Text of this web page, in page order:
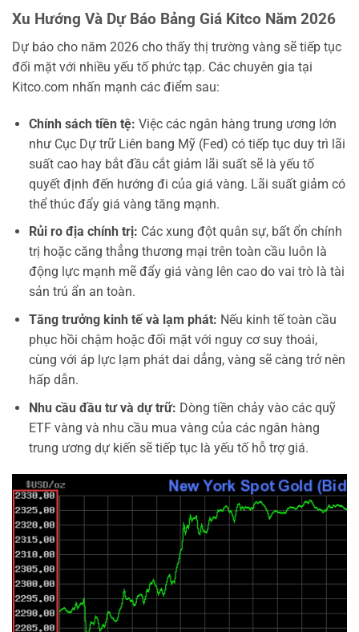
Xu Hướng Và Dự Báo Bảng Giá Kitco Năm 2026
Dự báo cho năm 2026 cho thấy thị trường vàng sẽ tiếp tục
đối mặt với nhiều yếu tố phức tạp. Các chuyên gia tại
Kitco.com nhấn mạnh các điểm sau:
Chính sách tiền tệ: Việc các ngân hàng trung ương lớn
như Cục Dự trữ Liên bang Mỹ (Fed) có tiếp tục duy trì lãi
suất cao hay bắt đầu cắt giảm lãi suất sẽ là yếu tố
quyết định đến hướng đi của giá vàng. Lãi suất giảm có
thể thúc đẩy giá vàng tăng mạnh.
Rủi ro địa chính trị: Các xung đột quân sự, bất ổn chính
trị hoặc căng thẳng thương mại trên toàn cầu luôn là
động lực mạnh mẽ đẩy giá vàng lên cao do vai trò là tài
sản trú ẩn an toàn.
Tăng trưởng kinh tế và lạm phát: Nếu kinh tế toàn cầu
phục hồi chậm hoặc đối mặt với nguy cơ suy thoái,
cùng với áp lực lạm phát dai dẳng, vàng sẽ càng trở nên
hấp dẫn.
Nhu cầu đầu tư và dự trữ: Dòng tiền chảy vào các quỹ
ETF vàng và nhu cầu mua vàng của các ngân hàng
trung ương dự kiến sẽ tiếp tục là yếu tố hỗ trợ giá.